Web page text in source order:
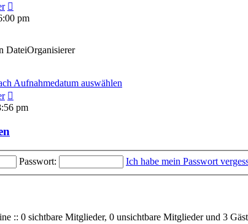
Beitrag
pm
DateiOrganisierer
Aufnahmedatum auswählen
Beitrag
pm
Passwort: Ich habe mein Passwort
:: 0 sichtbare Mitglieder, 0 unsichtbare Mitglieder und 3